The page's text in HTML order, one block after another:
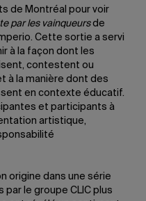
de Montréal pour voir
par les vainqueursde
Cette sortie a servi
à la façon dont les
contestent ou
à la manière dont des
en contexte éducatif.
et participants à
artistique,
origine dans une série
le groupe CLIC plus